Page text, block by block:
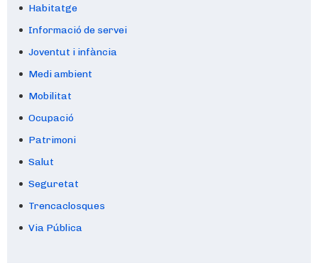
Habitatge
Informació de servei
Joventut i infància
Medi ambient
Mobilitat
Ocupació
Patrimoni
Salut
Seguretat
Trencaclosques
Via Pública